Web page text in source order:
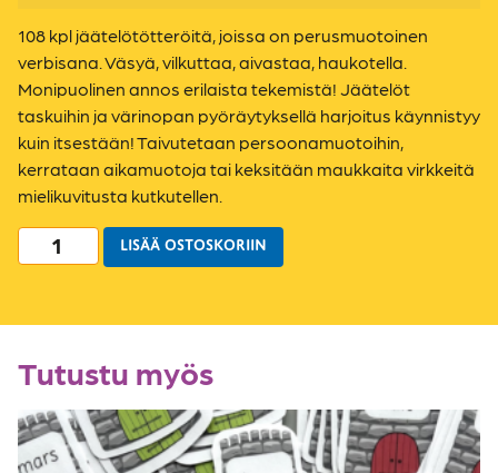
108 kpl jäätelötötteröitä, joissa on perusmuotoinen
verbisana. Väsyä, vilkuttaa, aivastaa, haukotella.
Monipuolinen annos erilaista tekemistä! Jäätelöt
taskuihin ja värinopan pyöräytyksellä harjoitus käynnistyy
kuin itsestään! Taivutetaan persoonamuotoihin,
kerrataan aikamuotoja tai keksitään maukkaita virkkeitä
mielikuvitusta kutkutellen.
LISÄÄ OSTOSKORIIN
Tutustu myös